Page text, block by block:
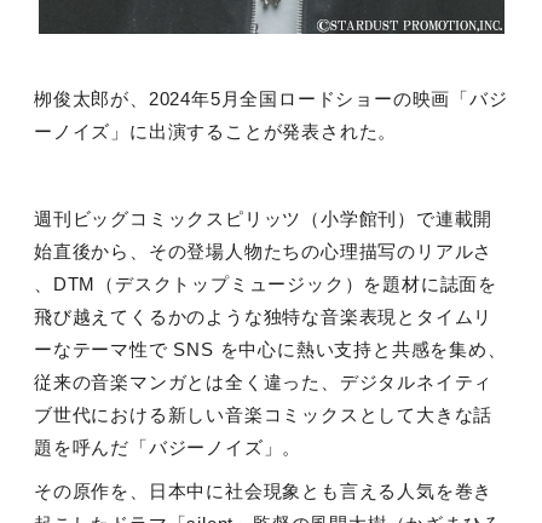
栁俊太郎が、 2024年5 月全国ロードショーの映画「バジ
ーノイズ」に出演することが発表された。
週刊ビッグコミックスピリッツ（小学館刊）で連載開
始直後から、その登場人物たちの心理描写のリアルさ
DTM
（デスクトップミュージック）を題材に誌面を
飛び越えてくるかのような独特な音楽表現とタイムリ
ーなテーマ性で SNS を中心に熱い支持と共感を集め、
従来の音楽マンガとは全く違った、デジタルネイティ
ブ世代における新しい音楽コミックスとして大きな話
題を呼んだ「バジーノイズ」。
その原作を、日本中に社会現象とも言える人気を巻き